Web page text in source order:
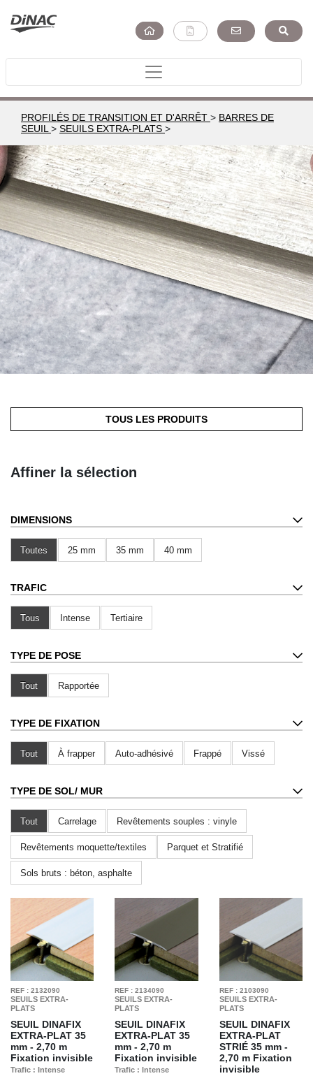
PROFILÉS DE TRANSITION ET D'ARRÊT > BARRES DE
SEUIL > SEUILS EXTRA-PLATS >
TOUS LES PRODUITS
Affiner la sélection
DIMENSIONS
Toutes 25 mm 35 mm 40 mm
TRAFIC
Tous Intense Tertiaire
TYPE DE POSE
Tout Rapportée
TYPE DE FIXATION
Tout À frapper Auto-adhésivé Frappé Vissé
TYPE DE SOL/ MUR
Tout Carrelage Revêtements souples : vinyle
Revêtements moquette/textiles Parquet et Stratifié
Sols bruts : béton, asphalte
REF : 2132090
SEUILS EXTRA-
PLATS
SEUIL DINAFIX
EXTRA-PLAT 35
mm - 2,70 m
Fixation invisible
Trafic : Intense
REF : 2134090
SEUILS EXTRA-
PLATS
SEUIL DINAFIX
EXTRA-PLAT 35
mm - 2,70 m
Fixation invisible
Trafic : Intense
REF : 2103090
SEUILS EXTRA-
PLATS
SEUIL DINAFIX
EXTRA-PLAT
STRIÉ35 mm -
2,70 m Fixation
invisible